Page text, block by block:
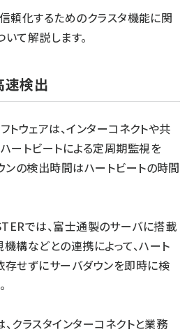
頼化するためのクラスタ機能に関
て解説します。
速検出
トウェアは、インターコネクトや共
ートビートによる定周期監視を
ンの検出時間はハートビートの時間
では、富士通製のサーバに搭載
構などとの連携によって、ハート
存せずにサーバダウンを即時に検
クラスタインターコネクトと業務